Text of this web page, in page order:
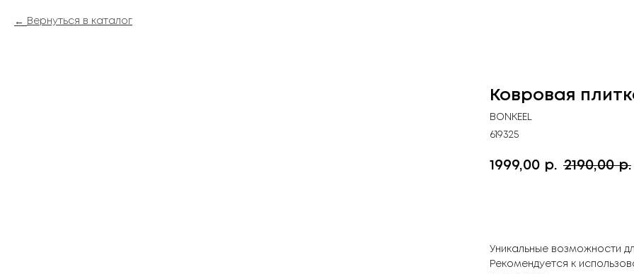
Вернуться в каталог
Ковровая
BONKEEL
619325
1999,00 р. 2190,00 р.
Уникальные возможности
Рекомендуется к